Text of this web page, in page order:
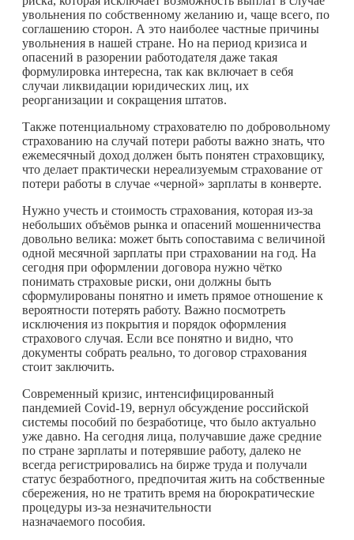
увольнения по собственному желанию и, чаще всего, по
соглашению сторон. А это наиболее частные причины
увольнения в нашей стране. Но на период кризиса и
опасений в разорении работодателя даже такая
формулировка интересна, так как включает в себя
случаи ликвидации юридических лиц, их
реорганизации и сокращения штатов.
Также потенциальному страхователю по добровольному
страхованию на случай потери работы важно знать, что
ежемесячный доход должен быть понятен страховщику,
что делает практически нереализуемым страхование от
потери работы в случае «черной» зарплаты в конверте.
Нужно учесть и стоимость страхования, которая из-за
небольших объёмов рынка и опасений мошенничества
довольно велика: может быть сопоставима с величиной
одной месячной зарплаты при страховании на год. На
сегодня при оформлении договора нужно чётко
понимать страховые риски, они должны быть
сформулированы понятно и иметь прямое отношение к
вероятности потерять работу. Важно посмотреть
исключения из покрытия и порядок оформления
страхового случая. Если все понятно и видно, что
документы собрать реально, то договор страхования
стоит заключить.
Современный кризис, интенсифицированный
пандемией Covid-19, вернул обсуждение российской
системы пособий по безработице, что было актуально
уже давно. На сегодня лица, получавшие даже средние
по стране зарплаты и потерявшие работу, далеко не
всегда регистрировались на бирже труда и получали
статус безработного, предпочитая жить на собственные
сбережения, но не тратить время на бюрократические
процедуры из-за незначительности
назначаемого пособия.